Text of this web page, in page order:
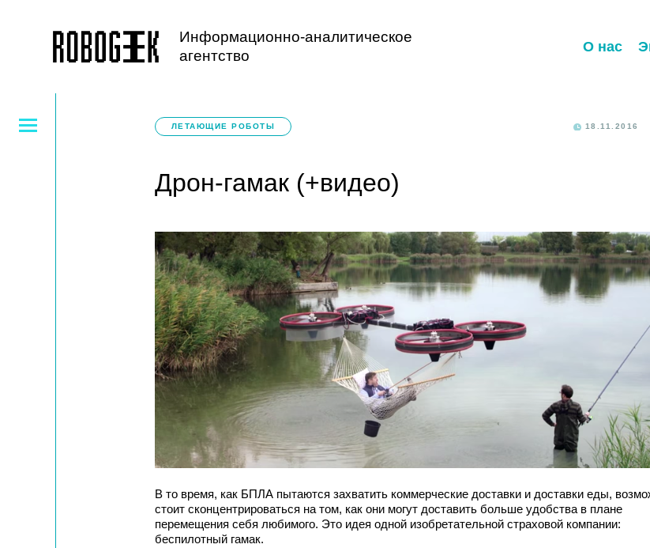
Информационно-аналитическое
агентство
О нас
ЛЕТАЮЩИЕ РОБОТЫ 18.11.2016
Дрон-гамак (+видео)
В то время, как БПЛА пытаются захватить коммерческие доставки и доставки еды,
стоит сконцентрироваться на том, как они могут доставить больше удобства в плане
перемещения себя любимого. Это идея одной изобретательной страховой компании:
беспилотный гамак.